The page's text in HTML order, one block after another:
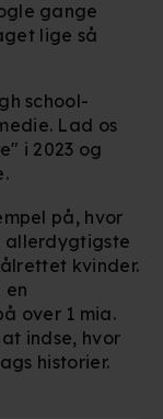
gange
lige så
school-
Lad os
i 2023 og
på, hvor
allerdygtigste
kvinder.
en
over 1 mia.
indse, hvor
historier.